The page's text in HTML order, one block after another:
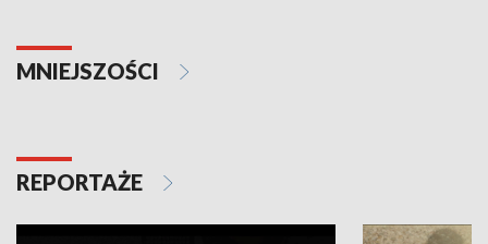
MNIEJSZOŚCI
REPORTAŻE